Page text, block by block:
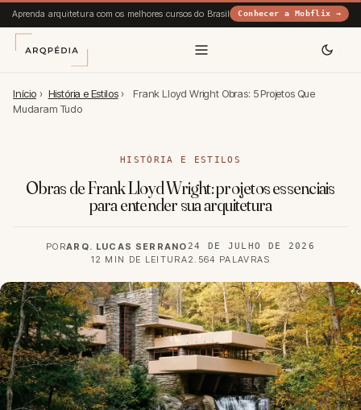
Aprenda arquitetura com os melhores cursos do Brasil Conhecer a Mobflix →
Início › História e Estilos ›
Frank Lloyd Wright Obras: 5 Projetos Que
Mudaram Tudo
HISTÓRIA E ESTILOS
Obras de Frank Lloyd Wright: projetos essenciais
para entender sua arquitetura
PORARQ. LUCAS SERRANO24 DE JULHO DE 2026
12 MIN DE LEITURA2.564 PALAVRAS